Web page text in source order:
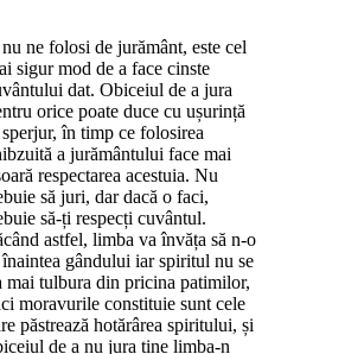
ne folosi de jurământ, este cel
sigur mod de a face cinste
dat. Obiceiul de a jura
orice poate duce cu ușurință
în timp ce folosirea
a jurământului face mai
respectarea acestuia. Nu
să juri, dar dacă o faci,
să-ți respecți cuvântul.
astfel, limba va învăța să n-o
gândului iar spiritul nu se
mai tulbura din pricina patimilor,
moravurile constituie sunt cele
păstrează hotărârea spiritului, și
de a nu jura ține limba-n